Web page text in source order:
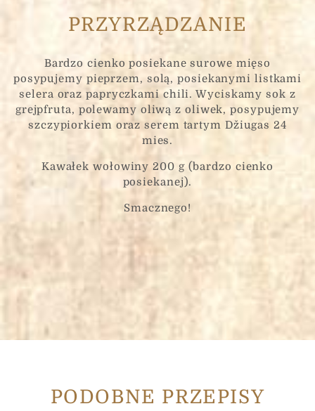
PRZYRZĄDZANIE
Bardzo cienko posiekane surowe mięso
posypujemy pieprzem, solą, posiekanymi listkami
selera oraz papryczkami chili. Wyciskamy sok z
grejpfruta, polewamy oliwą z oliwek, posypujemy
szczypiorkiem oraz serem tartym Džiugas 24
mies.
Kawałek wołowiny 200 g (bardzo cienko
posiekanej).
Smacznego!
PODOBNE PRZEPISY